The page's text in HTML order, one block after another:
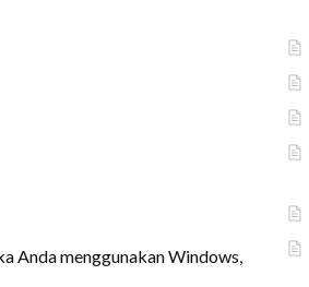
Anda menggunakan Windows,